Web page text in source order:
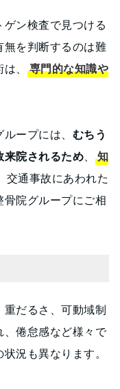
ン検査で見つける
無を判断するのは難
、
専門的な知識や
ープには、 むちう
来院されるため
知
交通事故にあわれた
院グループにご相
だるさ、可動域制
、倦怠感など様々で
況も異なります。